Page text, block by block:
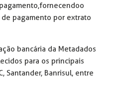
fornecendo o
pagamento por extrato
bancária da Metadados
para os principais
Santander, Banrisul, entre